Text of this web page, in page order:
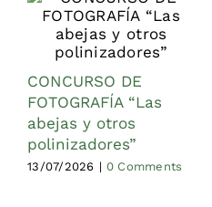
CONCURSO DE
FOTOGRAFÍA “Las
abejas y otros
polinizadores”
13/07/2026 | 0 Comments